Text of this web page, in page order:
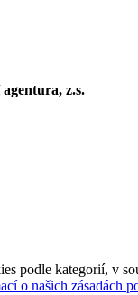
z.s.
podle kategorií, v
o našich zásadách